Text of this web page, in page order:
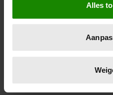
Informatie
locatie, die tot een paar
scannen op specifieke
verwerkt en stel uw
intrekken in de
Alles